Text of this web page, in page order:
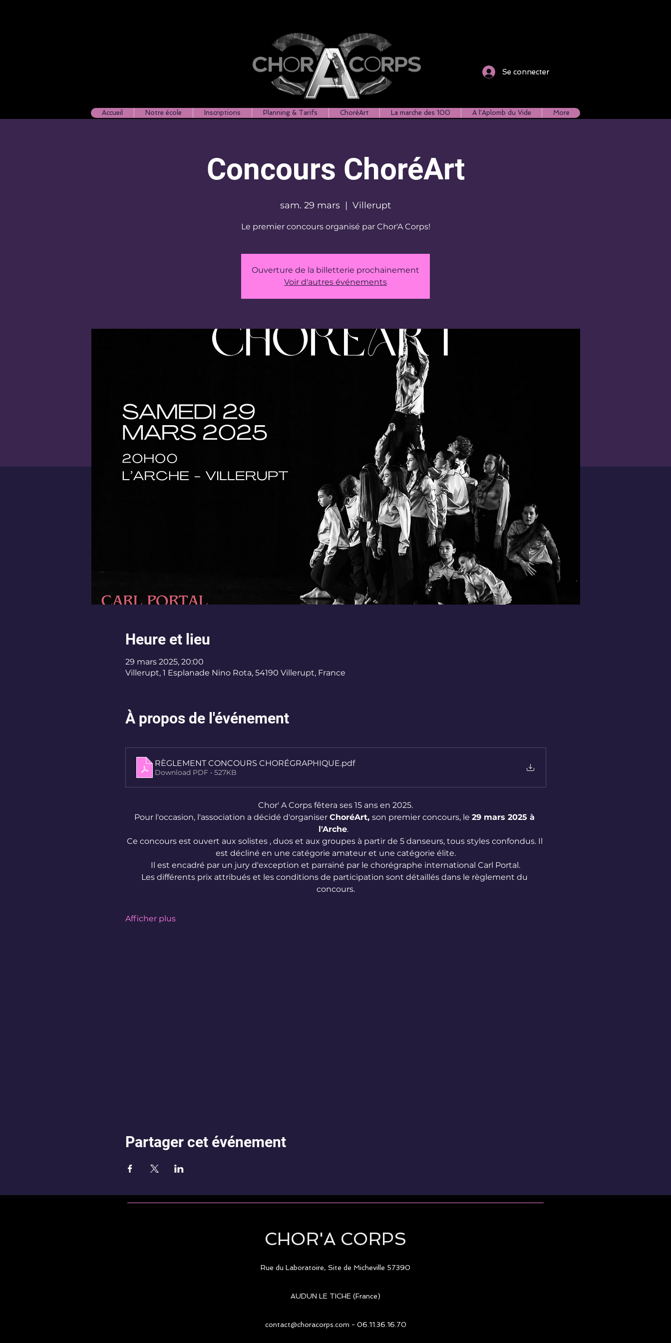
Se connecter
Accueil Notre école Inscriptions Planning & Tarifs ChoréArt La marche des 100 A l'Aplomb du Vide More
Concours ChoréArt
sam. 29 mars
  |
Villerupt
Ouverture de la billetterie prochainement
Voir d'autres événements
Heure et lieu
29 mars 2025, 20:00
Villerupt, 1 Esplanade Nino Rota, 54190 Villerupt, France
À propos de l'événement
RÈGLEMENT CONCOURS CHORÉGRAPHIQUE.pdf
Download PDF • 527KB
Chor' A Corps fêtera ses 15 ans en 2025.
Pour l'occasion, l'association a décidé d'organiser ChoréArt, son premier concours, le 29 mars 2025 à
l'Arche.
Ce concours est ouvert aux solistes , duos et aux groupes à partir de 5 danseurs, tous styles confondus. Il
est décliné en une catégorie amateur et une catégorie élite.
Il est encadré par un jury d'exception et parrainé par le chorégraphe international Carl Portal.
Les différents prix attribués et les conditions de participation sont détaillés dans le règlement du
concours.
Afficher plus
Partager cet événement
CHOR'A CORPS
Rue du Laboratoire, Site de Micheville 57390
AUDUN LE TICHE (France)
contact@choracorps.com - 06.11.36.16.70